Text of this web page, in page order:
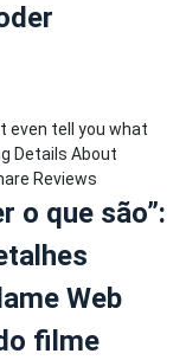
o que são”:
Web
filme